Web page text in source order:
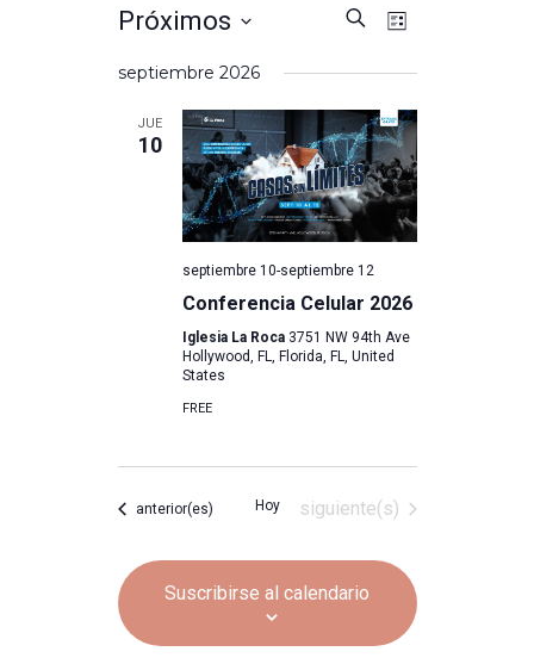
de
y
de
Buscar
de
de
Lista
Próximos
fecha.
septiembre 2026
JUE
10
septiembre 10-septiembre 12
Conferencia Celular 2026
Iglesia La Roca 3751 NW 94th Ave
Hollywood, FL, Florida, FL, United
States
FREE
Eventos
anterior(es) Hoy Eventos
siguiente(s)
Suscribirse al calendario